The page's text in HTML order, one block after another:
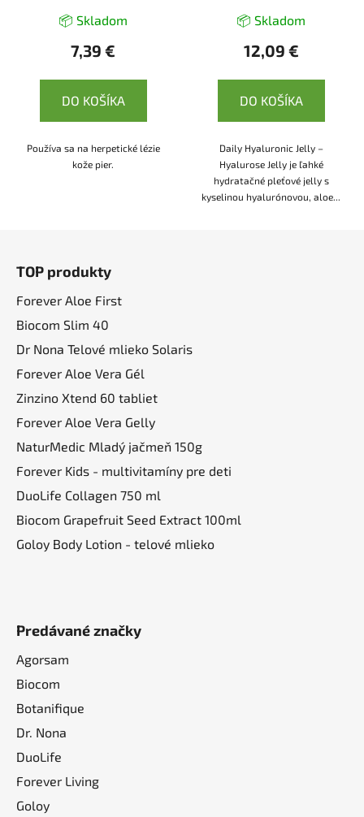
📦 Skladom
7,39 €
DO KOŠÍKA
Používa sa na herpetické lézie
kože pier.
📦 Skladom
12,09 €
DO KOŠÍKA
Daily Hyaluronic Jelly –
Hyalurose Jelly je ľahké
hydratačné pleťové jelly s
kyselinou hyalurónovou, aloe...
TOP produkty
Forever Aloe First
Biocom Slim 40
Dr Nona Telové mlieko Solaris
Forever Aloe Vera Gél
Zinzino Xtend 60 tabliet
Forever Aloe Vera Gelly
NaturMedic Mladý jačmeň 150g
Forever Kids - multivitamíny pre deti
DuoLife Collagen 750 ml
Biocom Grapefruit Seed Extract 100ml
Goloy Body Lotion - telové mlieko
Predávané značky
Agorsam
Biocom
Botanifique
Dr. Nona
DuoLife
Forever Living
Goloy